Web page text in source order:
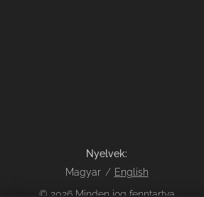
© 2026 Minden jog fenntartva
Nyelvek
Magyar
English